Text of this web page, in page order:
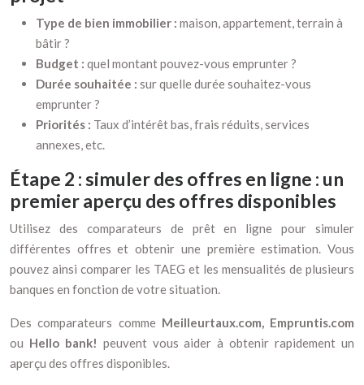
Type de bien immobilier : maison, appartement, terrain à
bâtir ?
Budget : quel montant pouvez-vous emprunter ?
Durée souhaitée : sur quelle durée souhaitez-vous
emprunter ?
Priorités : Taux d’intérêt bas, frais réduits, services
annexes, etc.
Étape 2 : simuler des offres en ligne : un
premier aperçu des offres disponibles
Utilisez des comparateurs de prêt en ligne pour simuler
différentes offres et obtenir une première estimation. Vous
pouvez ainsi comparer les TAEG et les mensualités de plusieurs
banques en fonction de votre situation.
Des comparateurs comme Meilleurtaux.com, Empruntis.com
ou Hello bank! peuvent vous aider à obtenir rapidement un
aperçu des offres disponibles.